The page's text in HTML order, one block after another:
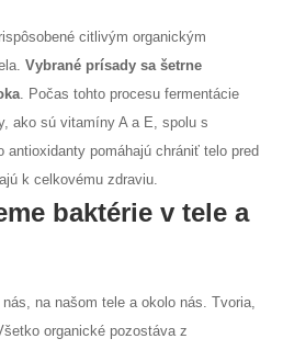
citlivým organickým
Vybrané prísady sa šetrne
. Počas tohto procesu fermentácie
ako sú vitamíny A a E, spolu s
antioxidanty pomáhajú chrániť telo pred
k celkovému zdraviu.
baktérie v tele a
na našom tele a okolo nás. Tvoria,
organické pozostáva z